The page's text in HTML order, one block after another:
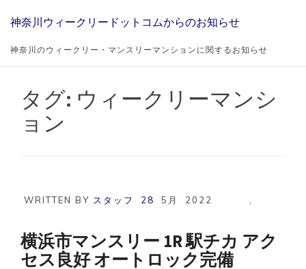
神奈川ウィークリードットコムからのお知らせ
神奈川のウィークリー・マンスリーマンションに関するお知らせ
タグ: ウィークリーマンシ
ョン
WRITTEN BY スタッフ 28 5月 ,
2022
横浜市マンスリー 1R 駅チカ アク
セス良好 オートロック完備